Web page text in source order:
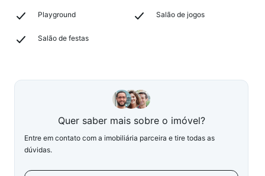
Playground Salão de jogos
Salão de festas
Quer saber mais sobre o imóvel?
Entre em contato com a imobiliária parceira e tire todas as
dúvidas.